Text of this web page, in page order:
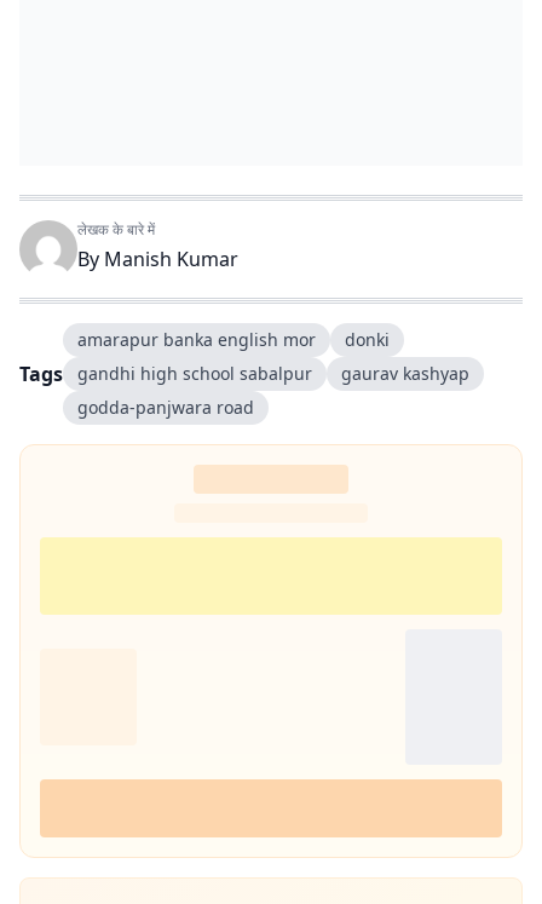
लेखक के बारे में
By Manish Kumar
Tags
amarapur banka english mor
donki
gandhi high school sabalpur
gaurav kashyap
godda-panjwara road